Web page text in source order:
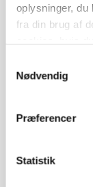
oplysninger, du
fra din brug af
Nødvendig
Præferencer
Statistik
Prisgab på